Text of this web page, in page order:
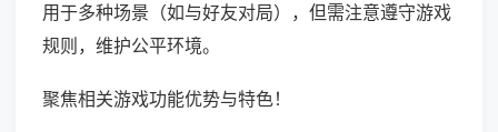
用于多种场景（如与好友对局），但需注意遵守游戏
规则，维护公平环境。
聚焦相关游戏功能优势与特色！